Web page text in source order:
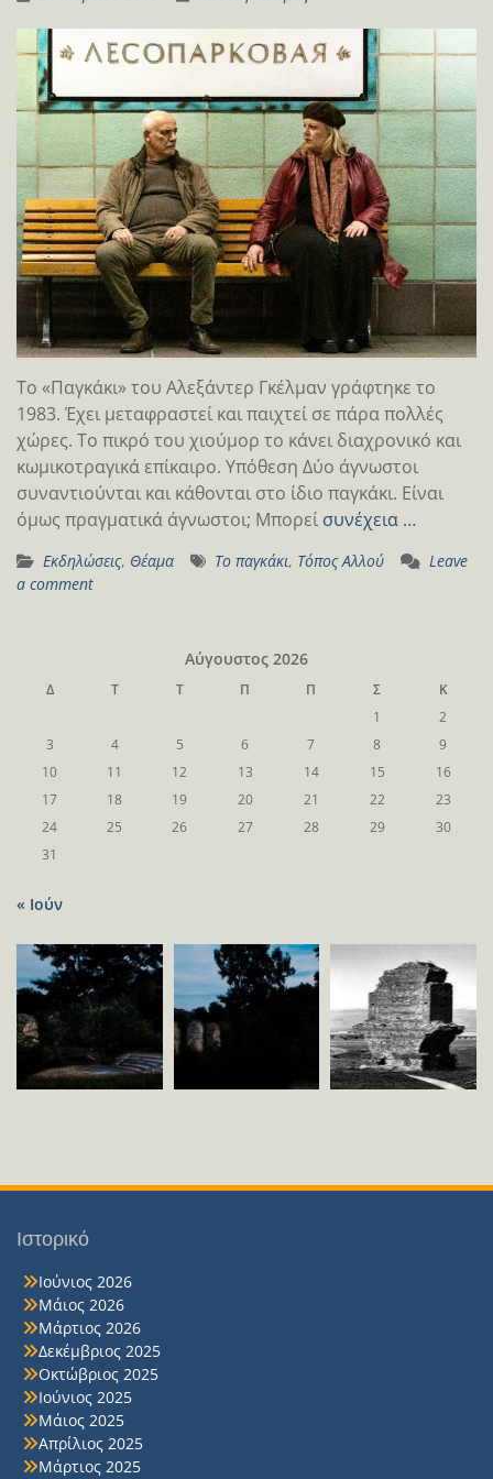
Το «Παγκάκι» του Αλεξάντερ Γκέλμαν γράφτηκε το
1983. Έχει μεταφραστεί και παιχτεί σε πάρα πολλές
χώρες. Το πικρό του χιούμορ το κάνει διαχρονικό και
κωμικοτραγικά επίκαιρο. Υπόθεση Δύο άγνωστοι
συναντιούνται και κάθονται στο ίδιο παγκάκι. Είναι
όμως πραγματικά άγνωστοι; Μπορεί συνέχεια …
Εκδηλώσεις, Θέαμα Το παγκάκι, Τόπος Αλλού
Leave
a comment
Αύγουστος 2026
Δ Τ Τ Π Π Σ
Κ
1
2
3
4 5 6 7 8
9
10
11 12 13 14 15
16
17
18 19 20 21 22
23
24
25 26 27 28 29
30
31
« Ιούν
Ιστορικό
Ιούνιος 2026
Μάιος 2026
Μάρτιος 2026
Δεκέμβριος 2025
Οκτώβριος 2025
Ιούνιος 2025
Μάιος 2025
Απρίλιος 2025
Μάρτιος 2025